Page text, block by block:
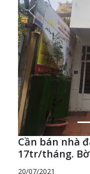
Previous
Cần bán nhà
17tr/tháng.
20/07/2021